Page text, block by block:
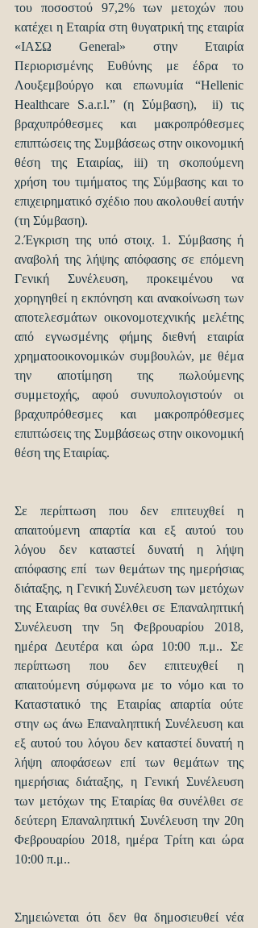
του ποσοστού 97,2% των μετοχών που
κατέχει η Εταιρία στη θυγατρική της εταιρία
«ΙΑΣΩ General» στην Εταιρία
Περιορισμένης Ευθύνης με έδρα το
Λουξεμβούργο και επωνυμία “Hellenic
Healthcare S.a.r.l.” (η Σύμβαση),  ii) τις
βραχυπρόθεσμες και μακροπρόθεσμες
επιπτώσεις της Συμβάσεως στην οικονομική
θέση της Εταιρίας, iii) τη σκοπούμενη
χρήση του τιμήματος της Σύμβασης και το
επιχειρηματικό σχέδιο που ακολουθεί αυτήν
(τη Σύμβαση).
2.Έγκριση της υπό στοιχ. 1. Σύμβασης ή
αναβολή της λήψης απόφασης σε επόμενη
Γενική Συνέλευση, προκειμένου να
χορηγηθεί η εκπόνηση και ανακοίνωση των
αποτελεσμάτων οικονομοτεχνικής μελέτης
από εγνωσμένης φήμης διεθνή εταιρία
χρηματοοικονομικών συμβουλών, με θέμα
την αποτίμηση της πωλούμενης
συμμετοχής, αφού συνυπολογιστούν οι
βραχυπρόθεσμες και μακροπρόθεσμες
επιπτώσεις της Συμβάσεως στην οικονομική
θέση της Εταιρίας.
Σε περίπτωση που δεν επιτευχθεί η
απαιτούμενη απαρτία και εξ αυτού του
λόγου δεν καταστεί δυνατή η λήψη
απόφασης επί  των θεμάτων της ημερήσιας
διάταξης, η Γενική Συνέλευση των μετόχων
της Εταιρίας θα συνέλθει σε Επαναληπτική
Συνέλευση την 5η Φεβρουαρίου 2018,
ημέρα Δευτέρα και ώρα 10:00 π.μ.. Σε
περίπτωση που δεν επιτευχθεί η
απαιτούμενη σύμφωνα με το νόμο και το
Καταστατικό της Εταιρίας απαρτία ούτε
στην ως άνω Επαναληπτική Συνέλευση και
εξ αυτού του λόγου δεν καταστεί δυνατή η
λήψη αποφάσεων επί των θεμάτων της
ημερήσιας διάταξης, η Γενική Συνέλευση
των μετόχων της Εταιρίας θα συνέλθει σε
δεύτερη Επαναληπτική Συνέλευση την 20η
Φεβρουαρίου 2018, ημέρα Τρίτη και ώρα
10:00 π.μ..
Σημειώνεται ότι δεν θα δημοσιευθεί νέα